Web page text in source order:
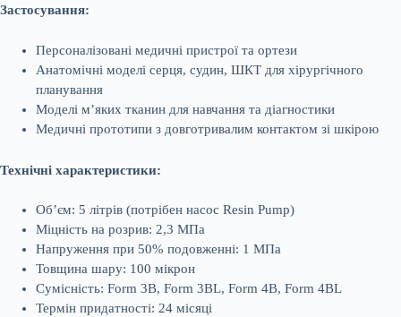
Застосування:
Персоналізовані медичні пристрої та ортези
Анатомічні моделі серця, судин, ШКТ для хірургічного
планування
Моделі м’яких тканин для навчання та діагностики
Медичні прототипи з довготривалим контактом зі шкірою
Технічні характеристики:
Об’єм: 5 літрів (потрібен насос Resin Pump)
Міцність на розрив: 2,3 МПа
Напруження при 50% подовженні: 1 МПа
Товщина шару: 100 мікрон
Сумісність: Form 3B, Form 3BL, Form 4B, Form 4BL
Термін придатності: 24 місяці